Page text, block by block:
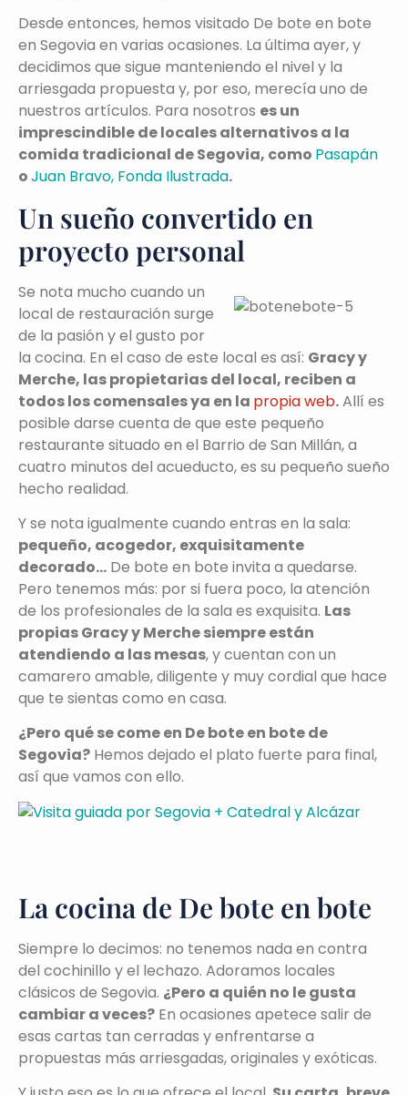
Desde entonces, hemos visitado De bote en bote
en Segovia en varias ocasiones. La última ayer, y
decidimos que sigue manteniendo el nivel y la
arriesgada propuesta y, por eso, merecía uno de
nuestros artículos. Para nosotros es un
imprescindible de locales alternativos a la
comida tradicional de Segovia, como Pasapán
oJuan Bravo, Fonda Ilustrada.
Un sueño convertido en
proyecto personal
Se nota mucho cuando un
local de restauración surge
de la pasión y el gusto por
la cocina. En el caso de este local es así: Gracy y
Merche, las propietarias del local, reciben a
todos los comensales ya en la propia web.Allí es
posible darse cuenta de que este pequeño
restaurante situado en el Barrio de San Millán, a
cuatro minutos del acueducto, es su pequeño sueño
hecho realidad.
Y se nota igualmente cuando entras en la sala:
pequeño, acogedor, exquisitamente
decorado… De bote en bote invita a quedarse.
Pero tenemos más: por si fuera poco, la atención
de los profesionales de la sala es exquisita. Las
propias Gracy y Merche siempre están
atendiendo a las mesas, y cuentan con un
camarero amable, diligente y muy cordial que hace
que te sientas como en casa.
¿Pero qué se come en De bote en bote de
Segovia? Hemos dejado el plato fuerte para final,
así que vamos con ello.
La cocina de De bote en bote
Siempre lo decimos: no tenemos nada en contra
del cochinillo y el lechazo. Adoramos locales
clásicos de Segovia. ¿Pero a quién no le gusta
cambiar a veces? En ocasiones apetece salir de
esas cartas tan cerradas y enfrentarse a
propuestas más arriesgadas, originales y exóticas.